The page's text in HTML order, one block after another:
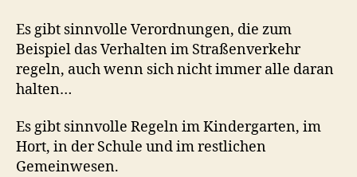
Es gibt sinnvolle Verordnungen, die zum
Beispiel das Verhalten im Straßenverkehr
regeln, auch wenn sich nicht immer alle daran
halten…
Es gibt sinnvolle Regeln im Kindergarten, im
Hort, in der Schule und im restlichen
Gemeinwesen.